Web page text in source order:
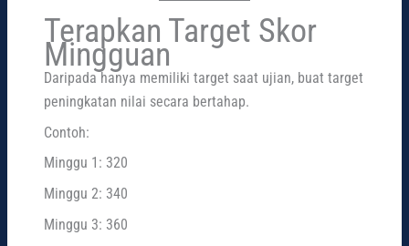
Terapkan Target Skor
Mingguan
Daripada hanya memiliki target saat ujian, buat target
peningkatan nilai secara bertahap.
Contoh:
Minggu 1: 320
Minggu 2: 340
Minggu 3: 360